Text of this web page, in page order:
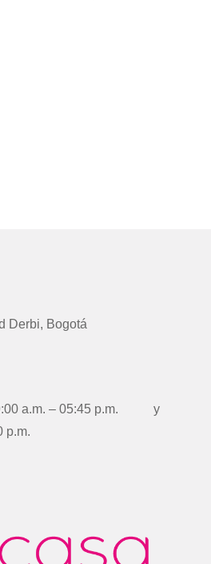
Derbi, Bogotá
9:00 a.m. – 05:45 p.m. y
p.m.